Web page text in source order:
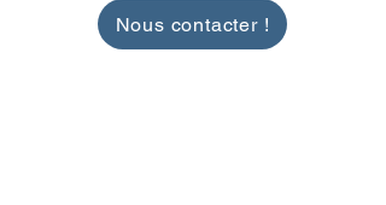
Nous contacter !